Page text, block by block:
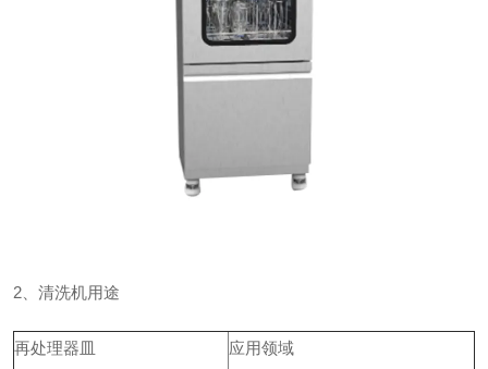
2、清洗机用途
再处理器皿 应用领域